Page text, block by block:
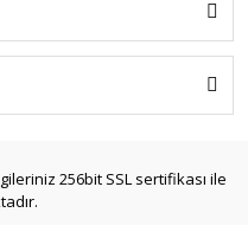
256bit SSL sertifikası ile